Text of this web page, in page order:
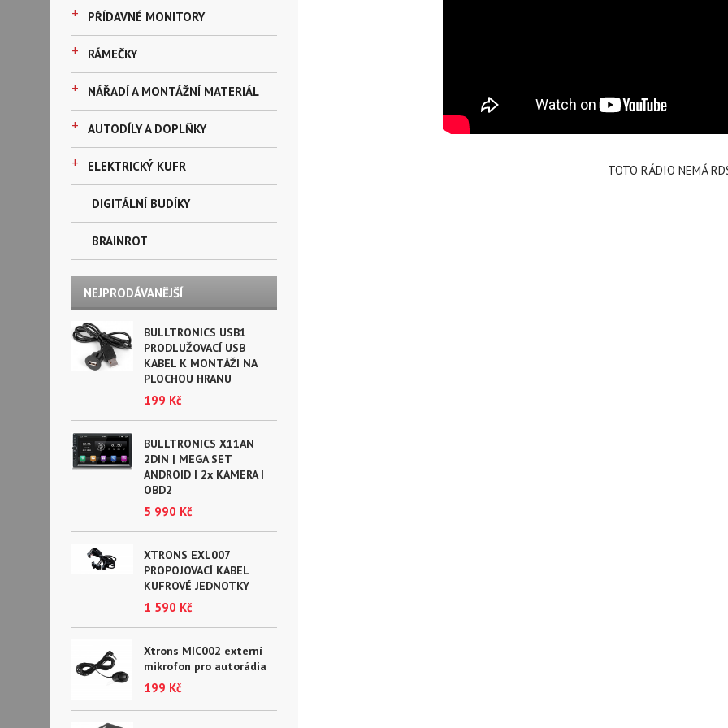
+ PŘÍDAVNÉ MONITORY
+ RÁMEČKY
+ NÁŘADÍ A MONTÁŽNÍ MATERIÁL
+ AUTODÍLY A DOPLŇKY
+ ELEKTRICKÝ KUFR
DIGITÁLNÍ BUDÍKY
BRAINROT
NEJPRODÁVANĚJŠÍ
BULLTRONICS USB1
PRODLUŽOVACÍ USB
KABEL K MONTÁŽI NA
PLOCHOU HRANU
199 Kč
BULLTRONICS X11AN
2DIN | MEGA SET
ANDROID | 2x KAMERA |
OBD2
5 990 Kč
XTRONS EXL007
PROPOJOVACÍ KABEL
KUFROVÉ JEDNOTKY
1 590 Kč
Xtrons MIC002 externí
mikrofon pro autorádia
199 Kč
TOTO RÁDIO NEMÁ